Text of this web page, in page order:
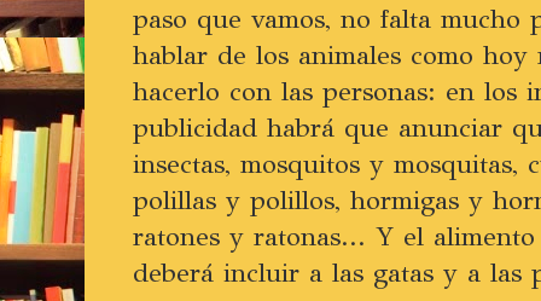
paso que vamos, no falta mucho
hablar de los animales como hoy
hacerlo con las personas: en los
publicidad habrá que anunciar
insectas, mosquitos y mosquitas,
polillas y polillos, hormigas y
ratones y ratonas... Y el
deberá incluir a las gatas y a las